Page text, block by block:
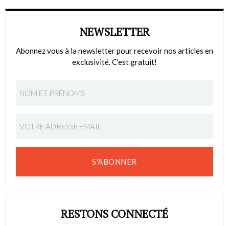
NEWSLETTER
Abonnez vous à la newsletter pour recevoir nos articles en
exclusivité. C'est gratuit!
S'ABONNER
RESTONS CONNECTÉ